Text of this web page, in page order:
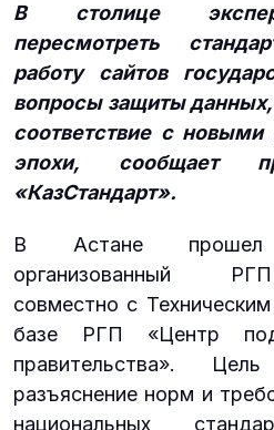
В столице
пересмотреть
работу сайтов
вопросы защиты данных,
соответствие с
эпохи, сообщает
«КазСтандарт».
В Астане прошел
организованный
совместно с
базе РГП «Центр
правительства».
разъяснение норм и
национальных